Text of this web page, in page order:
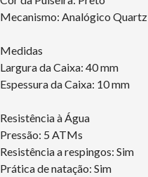
Mecanismo: Analógico Quartz
Medidas
Largura da Caixa: 40 mm
Espessura da Caixa: 10 mm
Resistência à Água
Pressão: 5 ATMs
Resistência a respingos: Sim
Prática de natação: Sim